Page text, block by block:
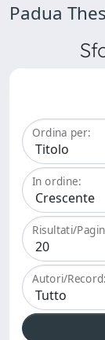
Padua
Ordina per:
In ordine:
Risultati/
Autori/Record: